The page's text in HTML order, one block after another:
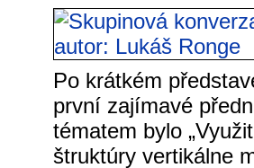
Po krátkém
první zajímavé
tématem bylo
štruktúry vertikálne